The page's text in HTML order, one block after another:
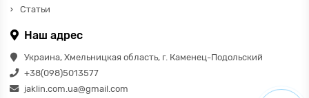
Статьи
Наш адрес
Украина, Хмельницкая область, г. Каменец-Подольский
+38(098)5013577
jaklin.com.ua@gmail.com